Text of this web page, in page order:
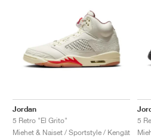
Jordan
5 Retro "El Grito"
Miehet & Naiset / Sportstyle / Kengät